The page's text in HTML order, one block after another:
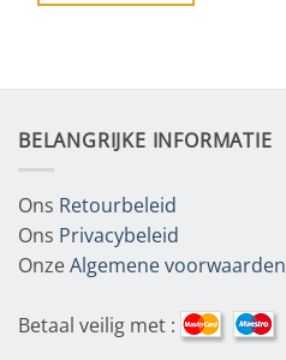
BELANGRIJKE INFORMATIE
Ons Retourbeleid
Ons Privacybeleid
OnzeAlgemene voorwaarden
Betaal veilig met :